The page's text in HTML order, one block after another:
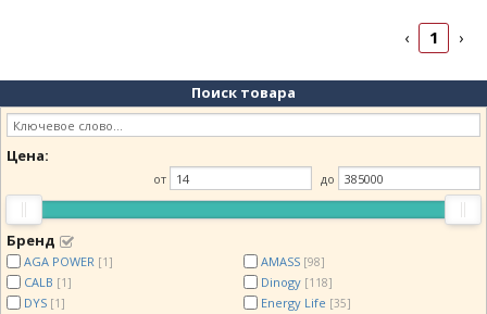
‹ 1 ›
Поиск товара
Цена:
от до
Бренд
AGA POWER [1] AMASS [98]
CALB [1] Dinogy [118]
DYS [1] Energy Life [35]